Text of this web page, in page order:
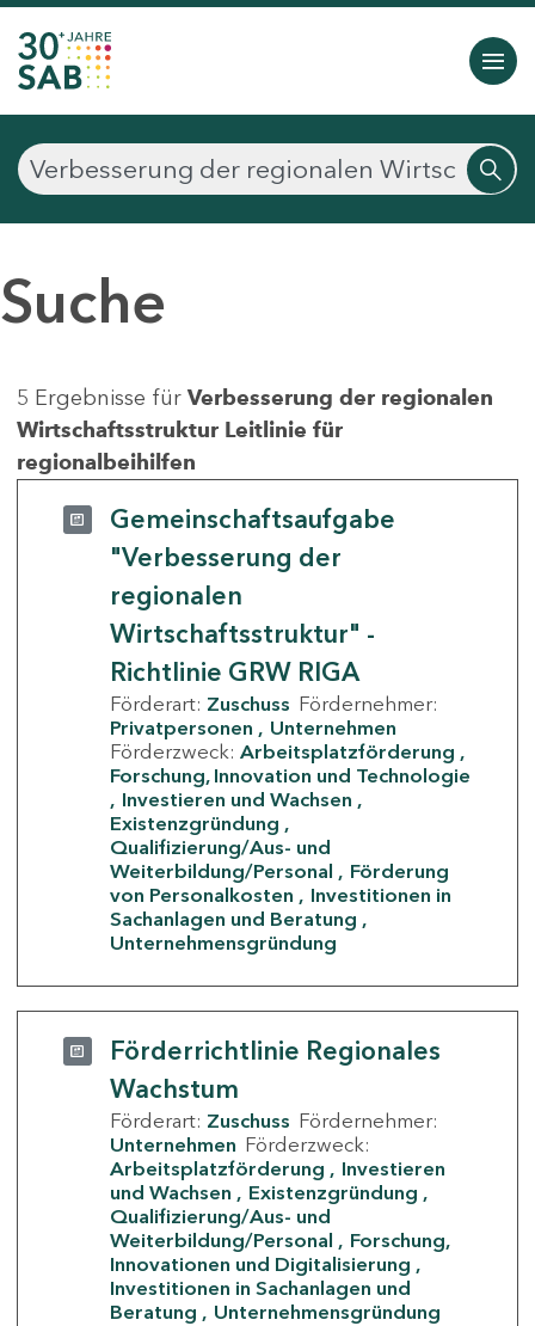
Suche
5 Ergebnisse für Verbesserung der regionalen
Wirtschaftsstruktur Leitlinie für
regionalbeihilfen
Gemeinschaftsaufgabe
"Verbesserung der
regionalen
Wirtschaftsstruktur" -
Richtlinie GRW RIGA
Förderart: Zuschuss Fördernehmer:
Privatpersonen
Unternehmen
Förderzweck: Arbeitsplatzförderung
Forschung, Innovation und Technologie
Investieren und Wachsen
Existenzgründung
Qualifizierung/Aus- und
Weiterbildung/Personal
Förderung
von Personalkosten
Investitionen in
Sachanlagen und Beratung
Unternehmensgründung
Förderrichtlinie Regionales
Wachstum
Förderart: Zuschuss Fördernehmer:
Unternehmen Förderzweck:
Arbeitsplatzförderung
Investieren
und Wachsen
Existenzgründung
Qualifizierung/Aus- und
Weiterbildung/Personal
Forschung,
Innovationen und Digitalisierung
Investitionen in Sachanlagen und
Beratung
Unternehmensgründung